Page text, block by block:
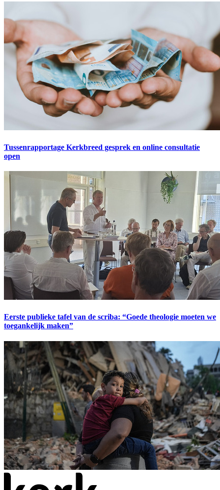
Tussenrapportage Kerkbreed gesprek en online consultatie
open
Eerste publieke tafel van de scriba: “Goede theologie moeten we
toegankelijk maken”